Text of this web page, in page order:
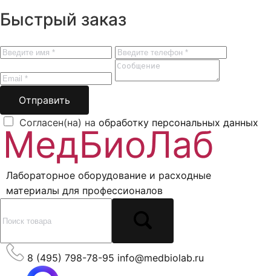
Быстрый заказ
Отправить
Согласен(на) на обработку персональных данных
Лабораторное оборудование и расходные
материалы для профессионалов
8 (495) 798-78-95 info@medbiolab.ru